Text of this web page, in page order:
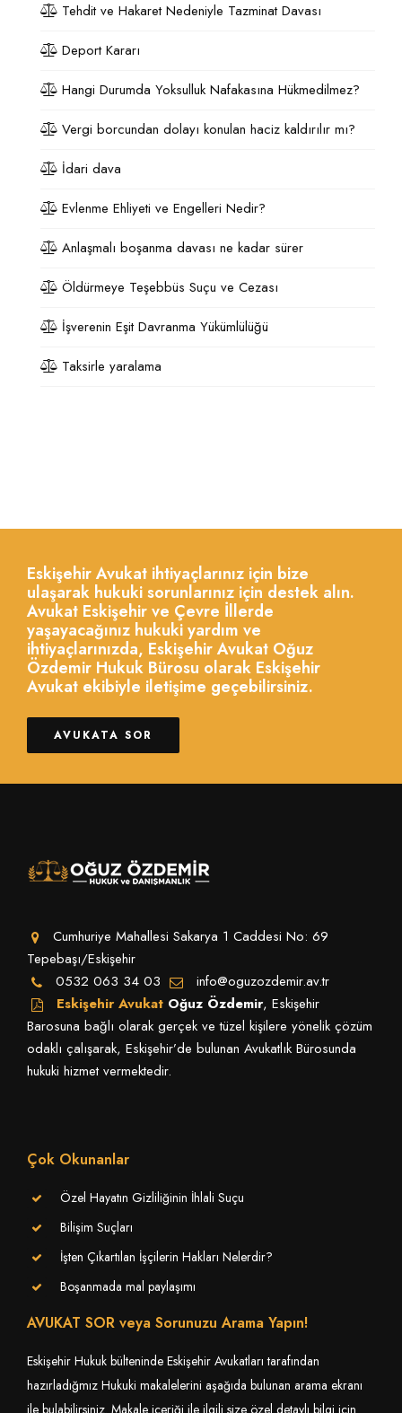
Tehdit ve Hakaret Nedeniyle Tazminat Davası
Deport Kararı
Hangi Durumda Yoksulluk Nafakasına Hükmedilmez?
Vergi borcundan dolayı konulan haciz kaldırılır mı?
İdari dava
Evlenme Ehliyeti ve Engelleri Nedir?
Anlaşmalı boşanma davası ne kadar sürer
Öldürmeye Teşebbüs Suçu ve Cezası
İşverenin Eşit Davranma Yükümlülüğü
Taksirle yaralama
Eskişehir Avukat ihtiyaçlarınız için bize
ulaşarak hukuki sorunlarınız için destek alın.
Avukat Eskişehir ve Çevre İllerde
yaşayacağınız hukuki yardım ve
ihtiyaçlarınızda, Eskişehir Avukat Oğuz
Özdemir Hukuk Bürosu olarak Eskişehir
Avukat ekibiyle iletişime geçebilirsiniz.
AVUKATA SOR
Cumhuriye Mahallesi Sakarya 1 Caddesi No: 69
Tepebaşı/Eskişehir
0532 063 34 03
info@oguzozdemir.av.tr
Eskişehir Avukat Oğuz Özdemir, Eskişehir
Barosuna bağlı olarak gerçek ve tüzel kişilere yönelik çözüm
odaklı çalışarak, Eskişehir’de bulunan Avukatlık Bürosunda
hukuki hizmet vermektedir.
Çok Okunanlar
Özel Hayatın Gizliliğinin İhlali Suçu
Bilişim Suçları
İşten Çıkartılan İşçilerin Hakları Nelerdir?
Boşanmada mal paylaşımı
AVUKAT SOR veya Sorunuzu Arama Yapın!
Eskişehir Hukuk bülteninde Eskişehir Avukatları tarafından
hazırladığmız Hukuki makalelerini aşağıda bulunan arama ekranı
ile bulabilirsiniz. Makale içeriği ile ilgili size özel detaylı bilgi için